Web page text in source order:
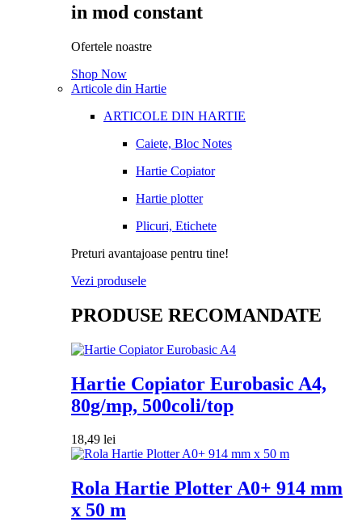
in mod constant
Ofertele noastre
Shop Now
Articole din Hartie
ARTICOLE DIN HARTIE
Caiete, Bloc Notes
Hartie Copiator
Hartie plotter
Plicuri, Etichete
Preturi avantajoase pentru tine!
Vezi produsele
PRODUSE RECOMANDATE
Hartie Copiator Eurobasic A4,
80g/mp, 500coli/top
18,49 lei
Rola Hartie Plotter A0+ 914 mm
x 50 m